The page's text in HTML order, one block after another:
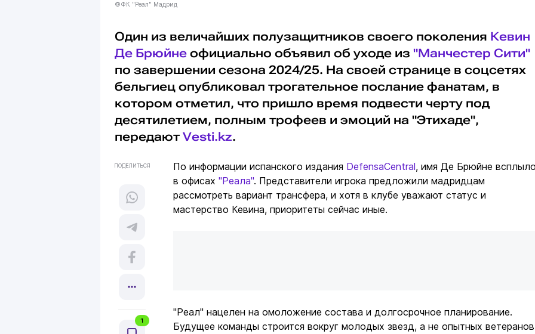
©ФК "Реал" Мадрид
Один из величайших полузащитников своего поколения Кевин
Де Брюйне официально объявил об уходе из "Манчестер Сити"
по завершении сезона 2024/25. На своей странице в соцсетях
бельгиец опубликовал трогательное послание фанатам, в
котором отметил, что пришло время подвести черту под
десятилетием, полным трофеев и эмоций на "Этихаде",
передают Vesti.kz.
ПОДЕЛИТЬСЯ
1
По информации испанского издания DefensaCentral, имя Де Брюйне
в офисах "Реала". Представители игрока предложили мадридцам
рассмотреть вариант трансфера, и хотя в клубе уважают статус и
мастерство Кевина, приоритеты сейчас иные.
"Реал" нацелен на омоложение состава и долгосрочное планирование.
Будущее команды строится вокруг молодых звезд, а не опытных